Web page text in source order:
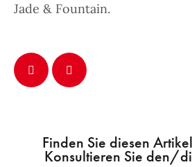
Jade & Fountain.
Finden Sie diesen
Konsultieren Sie den/